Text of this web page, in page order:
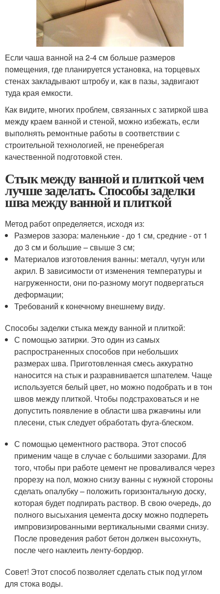
Если чаша ванной на 2-4 см больше размеров
помещения, где планируется установка, на торцевых
стенах закладывают штробу и, как в пазы, задвигают
туда края емкости.
Как видите, многих проблем, связанных с затиркой шва
между краем ванной и стеной, можно избежать, если
выполнять ремонтные работы в соответствии с
строительной технологией, не пренебрегая
качественной подготовкой стен.
Стык между ванной и плиткой чем
лучше заделать. Способы заделки
шва между ванной и плиткой
Метод работ определяется, исходя из:
Размеров зазора: маленькие - до 1 см, средние - от 1
до 3 см и большие – свыше 3 см;
Материалов изготовления ванны: металл, чугун или
акрил. В зависимости от изменения температуры и
нагруженности, они по-разному могут подвергаться
деформации;
Требований к конечному внешнему виду.
Способы заделки стыка между ванной и плиткой:
С помощью затирки. Это один из самых
распространенных способов при небольших
размерах шва. Приготовленная смесь аккуратно
наносится на стык и разравнивается шпателем. Чаще
используется белый цвет, но можно подобрать и в тон
швов между плиткой. Чтобы подстраховаться и не
допустить появление в области шва ржавчины или
плесени, стык следует обработать фуга-блеском.
С помощью цементного раствора. Этот способ
применим чаще в случае с большими зазорами. Для
того, чтобы при работе цемент не проваливался через
прорезу на пол, можно снизу ванны с нужной стороны
сделать опалубку – положить горизонтальную доску,
которая будет подпирать раствор. В свою очередь, до
полного высыхания цемента доску можно подпереть
импровизированными вертикальными сваями снизу.
После проведения работ бетон должен высохнуть,
после чего наклеить ленту-бордюр.
Совет! Этот способ позволяет сделать стык под углом
для стока воды.